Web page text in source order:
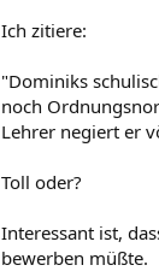
Ich zitiere:
"Dominiks
noch
Lehrer negiert er
Toll oder?
Interessant ist,
bewerben müßte.